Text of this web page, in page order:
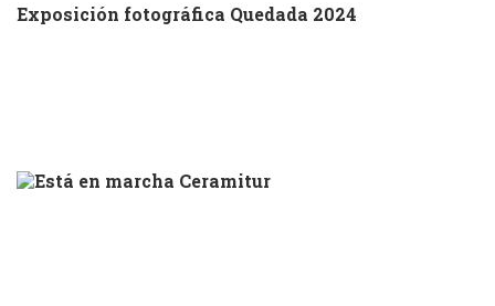
Exposición fotográfica Quedada 2024